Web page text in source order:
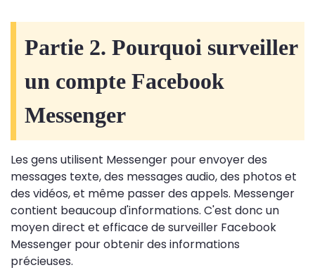
Partie 2. Pourquoi surveiller
un compte Facebook
Messenger
Les gens utilisent Messenger pour envoyer des
messages texte, des messages audio, des photos et
des vidéos, et même passer des appels. Messenger
contient beaucoup d'informations. C'est donc un
moyen direct et efficace de surveiller Facebook
Messenger pour obtenir des informations
précieuses.